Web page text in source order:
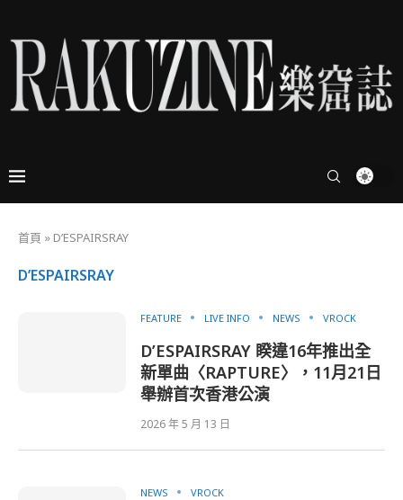
首頁 » D’ESPAIRSRAY
D’ESPAIRSRAY
FEATURE LIVE INFO NEWS VROCK
D’ESPAIRSRAY 睽違16年推出全
新單曲〈RAPTURE〉，11月21日
舉辦首次香港公演
2026 年 5 月 13 日
NEWS VROCK